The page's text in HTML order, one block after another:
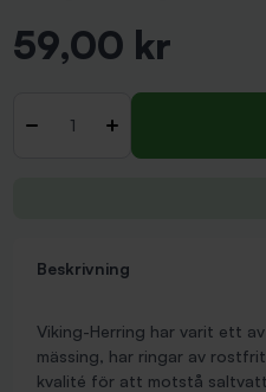
59,00 kr
- +
Beskrivning
Viking-Herring har varit ett
mässing, har ringar av
kvalité för att motstå